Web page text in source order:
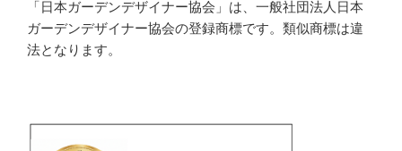
「日本ガーデンデザイナー協会」は、一般社団法人日本
ガーデンデザイナー協会の登録商標です。類似商標は違
法となります。